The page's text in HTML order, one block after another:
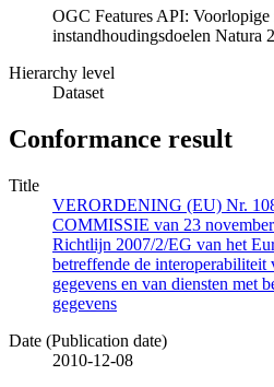
OGC Features API: Voorlopige
instandhoudingsdoelen Natura
Hierarchy level
Dataset
Conformance result
Title
VERORDENING (EU) Nr.
COMMISSIE van 23
Richtlijn 2007/2/EG van het
betreffende de
gegevens en van diensten met
gegevens
Date (Publication date)
2010-12-08